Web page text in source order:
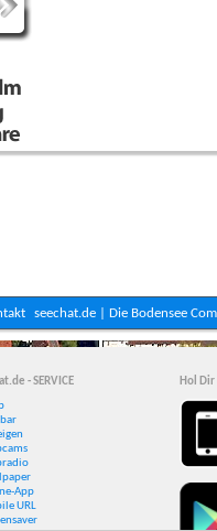
seechat.de | Die Bodensee
- SERVICE Hol
App
URL